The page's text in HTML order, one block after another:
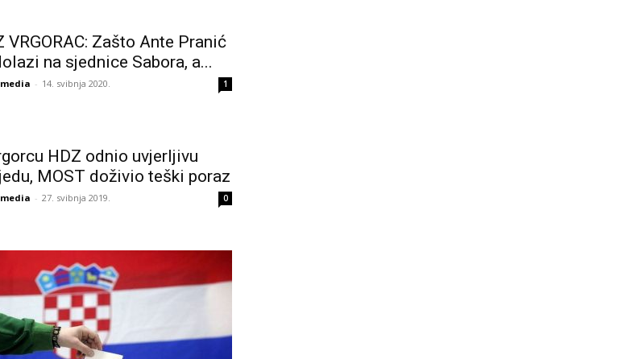
VRGORAC: Zašto Ante Pranić
na sjednice Sabora, a...
- 14. svibnja 2020. 1
HDZ odnio uvjerljivu
MOST doživio teški poraz
- 27. svibnja 2019. 0